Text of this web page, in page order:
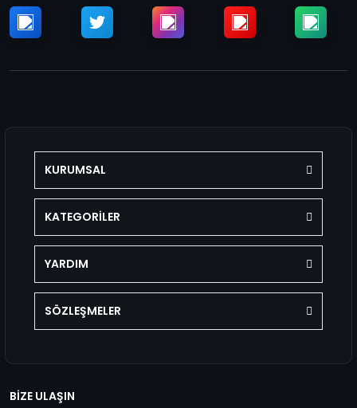
KURUMSAL
KATEGORİLER
YARDIM
SÖZLEŞMELER
BİZE ULAŞIN